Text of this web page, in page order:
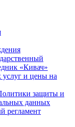
«Кивач»
услуг и цены на
защиты и
данных
регламент